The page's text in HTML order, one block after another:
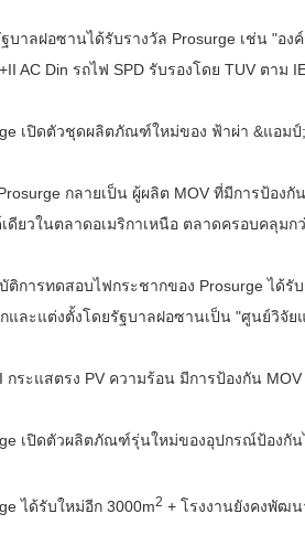
บาลฝอซานได้รับรางวัล Prosurge เช่น "อ
AC Din รถไฟ SPD รับรองโดย TUV ตาม
เปิดตัวชุดผลิตภัณฑ์ใหม่ของ ฟ้าผ่า &แอมป์
กลายเป็น ผู้ผลิต MOV ที่มีการป้อง
ดียวในตลาดอเมริกาเหนือ ตลาดครอบคลุมก
ติการทดสอบไฟกระชากของ Prosurge ได้รั
และแต่งตั้งโดยรัฐบาลฝอซานเป็น "ศูนย์วิจัย
กระแสตรง PV ความร้อน มีการป้องกัน
เปิดตัวผลิตภัณฑ์รุ่นใหม่ของอุปกรณ์ป้องกัน
ได้รับใหม่อีก 3000m2 + โรงงานยังคงพัฒน